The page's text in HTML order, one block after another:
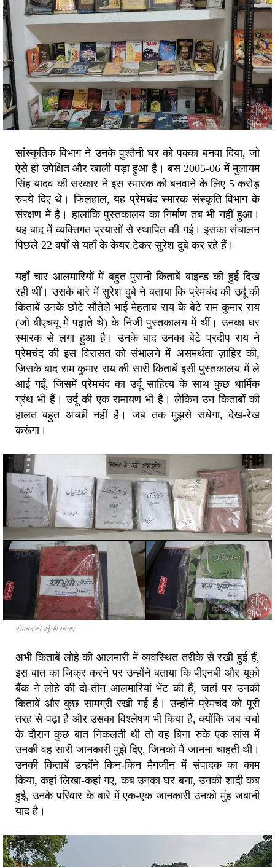
सांस्कृतिक विभाग ने उनके पुश्तैनी घर को पक्का बनवा दिया, जो
ऐसे ही उपेक्षित और खाली पड़ा हुआ है। बस 2005-06 में मुलायम
सिंह यादव की सरकार ने इस स्मारक को बनवाने के लिए 5 करोड़
रुपये दिए थे। फिलहाल, यह प्रेमचंद स्मारक संस्कृति विभाग के
संरक्षण में है। हालांकि पुस्तकालय का निर्माण तब भी नहीं हुआ।
यह बाद में व्यक्तिगत प्रयासों से स्थापित की गई। इसका संचालन
पिछले 22 वर्षों से यहाँ के केयर टेकर सुरेश दुबे कर रहे हैं।
यहाँ चार आलमारियों में बहुत पुरानी किताबें बाइन्ड की हुई दिख
रही थीं। उसके बारे में सुरेश दुबे ने बताया कि प्रेमचंद की उर्दू की
किताबें उनके छोटे सौतेले भाई मेहताब राय के बेटे राम कुमार राय
(जो बीएचयू में पढ़ाते थे) के निजी पुस्तकालय में थीं। उनका घर
स्मारक से लगा हुआ है। उनके बाद उनका बेटे प्रदीप राय ने
प्रेमचंद की इस विरासत को संभालने में असमर्थता ज़ाहिर की,
जिसके बाद राम कुमार राय की सारी किताबें इसी पुस्तकालय में ले
आई गईं, जिसमें प्रेमचंद का उर्दू साहित्य के साथ कुछ धार्मिक
ग्रंथ भी हैं। उर्दू की एक रामायण भी है। लेकिन उन किताबों की
हालत बहुत अच्छी नहीं है। जब तक मुझसे सधेगा, देख-रेख
करूंगा।
प्रेमचंद की उर्दू की रचनाएं
अभी किताबें लोहे की आलमारी में व्यवस्थित तरीके से रखी हुई हैं,
इस बात का जिक्र करने पर उन्होंने बताया कि पीएनबी और यूको
बैंक ने लोहे की दो-तीन आलमारियां भेंट की हैं, जहां पर उनकी
किताबें और कुछ सामग्री रखी गई है। उन्होंने प्रेमचंद को पूरी
तरह से पढ़ा है और उसका विश्लेषण भी किया है, क्योंकि जब चर्चा
के दौरान कुछ बात निकलती थी तो वह बिना रुके एक सांस में
उनकी वह सारी जानकारी मुझे दिए, जिनको मैं जानना चाहती थी।
उनकी किताबें उन्होंने किन-किन मैगजीन में संपादक का काम
किया, कहां लिखा-कहां गए, कब उनका घर बना, उनकी शादी कब
हुई, उनके परिवार के बारे में एक-एक जानकारी उनको मुंह जबानी
याद है।